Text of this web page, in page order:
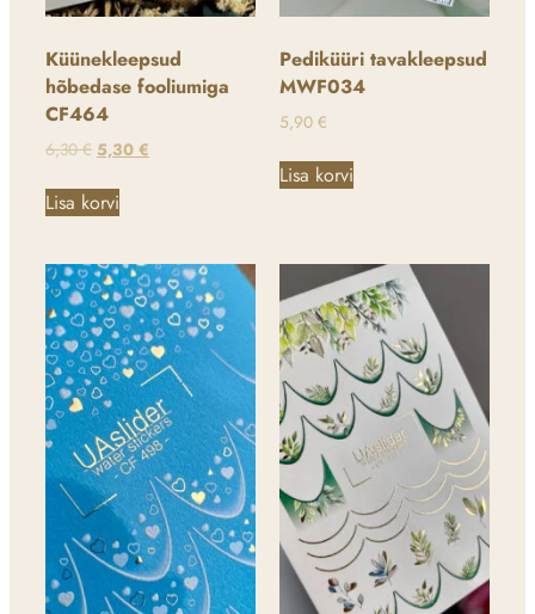
Küünekleepsud
hõbedase fooliumiga
CF464
6,30€ 5,30 €
Lisa korvi
Pediküüri tavakleepsud
MWF034
5,90 €
Lisa korvi